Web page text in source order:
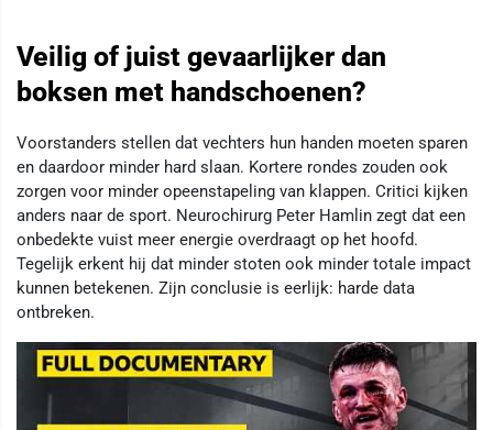
Veilig of juist gevaarlijker dan
boksen met handschoenen?
Voorstanders stellen dat vechters hun handen moeten sparen
en daardoor minder hard slaan. Kortere rondes zouden ook
zorgen voor minder opeenstapeling van klappen. Critici kijken
anders naar de sport. Neurochirurg Peter Hamlin zegt dat een
onbedekte vuist meer energie overdraagt op het hoofd.
Tegelijk erkent hij dat minder stoten ook minder totale impact
kunnen betekenen. Zijn conclusie is eerlijk: harde data
ontbreken.